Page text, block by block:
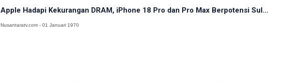
Apple Hadapi Kekurangan DRAM, iPhone 18 Pro dan Pro Max Berpotensi Sul...
Nusantaratv.com - 01 Januari 1970